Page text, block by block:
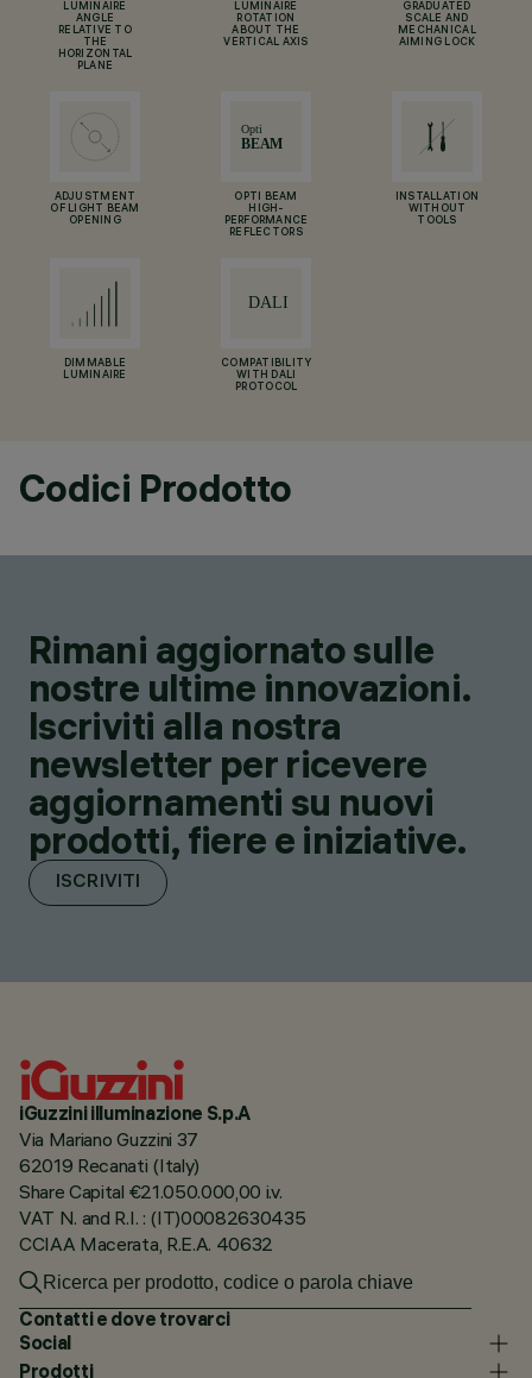
LUMINAIRE
ANGLE
RELATIVE TO
THE
HORIZONTAL
PLANE
LUMINAIRE
ROTATION
ABOUT THE
VERTICAL AXIS
GRADUATED
SCALE AND
MECHANICAL
AIMING LOCK
ADJUSTMENT
OF LIGHT BEAM
OPENING
OPTI BEAM
HIGH-
PERFORMANCE
REFLECTORS
INSTALLATION
WITHOUT
TOOLS
DIMMABLE
LUMINAIRE
COMPATIBILITY
WITH DALI
PROTOCOL
Codici Prodotto
Rimani aggiornato sulle
nostre ultime innovazioni.
Iscriviti alla nostra
newsletter per ricevere
aggiornamenti su nuovi
prodotti, fiere e iniziative.
ISCRIVITI
iGuzzini illuminazione S.p.A
Via Mariano Guzzini 37
62019 Recanati (Italy)
Share Capital €21.050.000,00 i.v.
VAT N. and R.I. : (IT)00082630435
CCIAA Macerata, R.E.A. 40632
Contatti e dove trovarci
Social
Prodotti